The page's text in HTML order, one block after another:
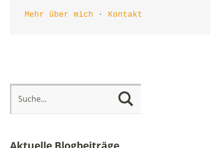
Mehr über mich · Kontakt